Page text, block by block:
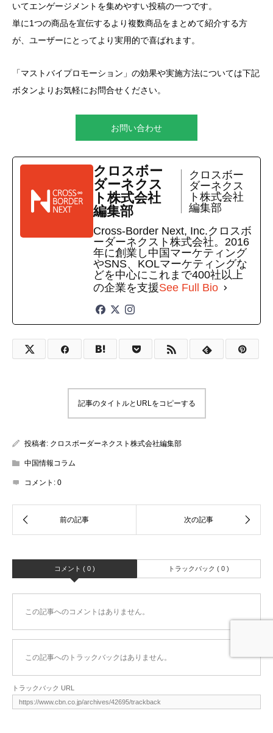
いてエンゲージメントを集めやすい投稿の一つです。
単に1つの商品を宣伝するより複数商品をまとめて紹介する方
が、ユーザーにとってより実用的で喜ばれます。
「マストバイプロモーション」の効果や実施方法については下記
ボタンよりお気軽にお問合せください。
お問い合わせ
クロスボー
ダーネクス
ト株式会社
編集部
クロスボー
ダーネクス
ト株式会社
編集部
Cross-Border Next, Inc.クロスボ
ーダーネクスト株式会社。2016
年に創業し中国マーケティング
やSNS、KOLマーケティングな
どを中心にこれまで400社以上
の企業を支援See Full Bio
記事のタイトルとURLをコピーする
投稿者: クロスボーダーネクスト株式会社編集部
中国情報コラム
コメント: 0
コメント ( 0 ) トラックバック ( 0 )
この記事へのコメントはありません。
この記事へのトラックバックはありません。
トラックバック URL